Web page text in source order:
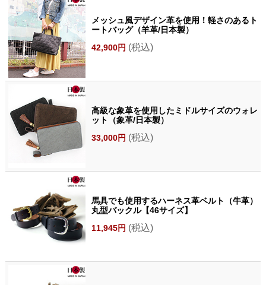
メッシュ風デザイン革を使用！軽さのあるト
ートバッグ（羊革/日本製）
42,900円 (税込)
高級な象革を使用したミドルサイズのウォレ
ット（象革/日本製）
33,000円 (税込)
馬具でも使用するハーネス革ベルト（牛革）
丸型バックル【46サイズ】
11,945円 (税込)